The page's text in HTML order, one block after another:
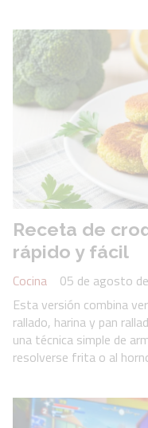
Receta de
rápido y fácil
Cocina
05 de agosto
Esta versión combina
rallado, harina y pan
una técnica simple de
resolverse frita o al